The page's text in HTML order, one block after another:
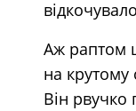
Аж раптом
на крутому
Він рвучко